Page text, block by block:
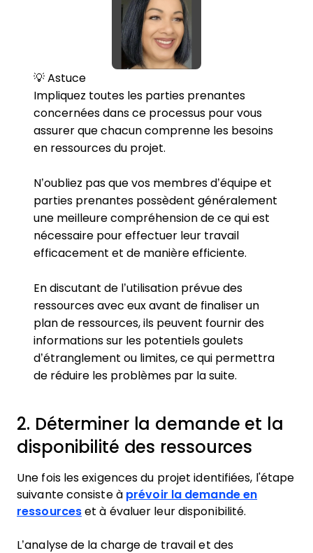
💡 Astuce
Impliquez toutes les parties prenantes
concernées dans ce processus pour vous
assurer que chacun comprenne les besoins
en ressources du projet.
N’oubliez pas que vos membres d’équipe et
parties prenantes possèdent généralement
une meilleure compréhension de ce qui est
nécessaire pour effectuer leur travail
efficacement et de manière efficiente.
En discutant de l’utilisation prévue des
ressources avec eux avant de finaliser un
plan de ressources, ils peuvent fournir des
informations sur les potentiels goulets
d’étranglement ou limites, ce qui permettra
de réduire les problèmes par la suite.
2. Déterminer la demande et la
disponibilité des ressources
Une fois les exigences du projet identifiées, l'étape
suivante consiste à prévoir la demande en
ressources et à évaluer leur disponibilité.
L’analyse de la charge de travail et des